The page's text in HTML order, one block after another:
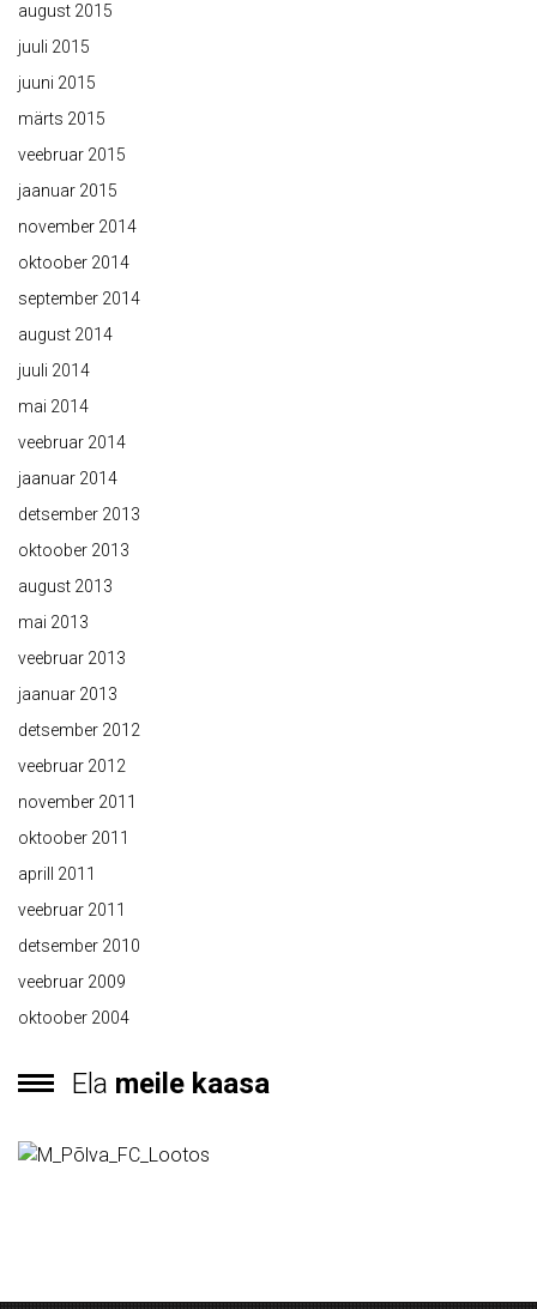
august 2015
juuli 2015
juuni 2015
märts 2015
veebruar 2015
jaanuar 2015
november 2014
oktoober 2014
september 2014
august 2014
juuli 2014
mai 2014
veebruar 2014
jaanuar 2014
detsember 2013
oktoober 2013
august 2013
mai 2013
veebruar 2013
jaanuar 2013
detsember 2012
veebruar 2012
november 2011
oktoober 2011
aprill 2011
veebruar 2011
detsember 2010
veebruar 2009
oktoober 2004
Ela meile kaasa